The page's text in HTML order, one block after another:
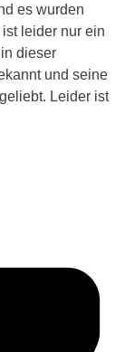
es wurden
leider nur ein
dieser
und seine
Leider ist